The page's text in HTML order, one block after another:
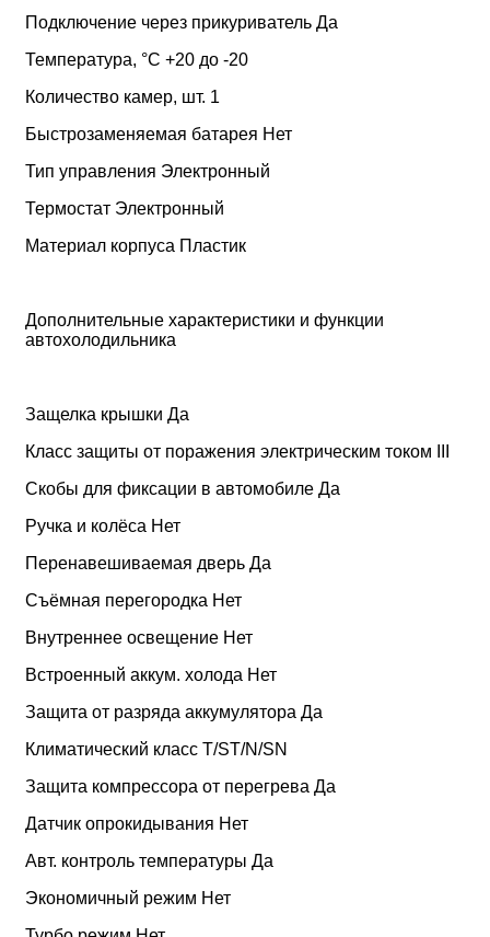
Подключение через прикуриватель Да
Температура, °C +20 до -20
Количество камер, шт. 1
Быстрозаменяемая батарея Нет
Тип управления Электронный
Термостат Электронный
Материал корпуса Пластик
Дополнительные характеристики и функции
автохолодильника
Защелка крышки Да
Класс защиты от поражения электрическим током III
Скобы для фиксации в автомобиле Да
Ручка и колёса Нет
Перенавешиваемая дверь Да
Съёмная перегородка Нет
Внутреннее освещение Нет
Встроенный аккум. холода Нет
Защита от разряда аккумулятора Да
Климатический класс T/ST/N/SN
Защита компрессора от перегрева Да
Датчик опрокидывания Нет
Авт. контроль температуры Да
Экономичный режим Нет